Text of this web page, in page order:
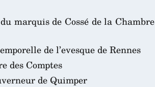
marquis de Cossé de la Chambre
de l’evesque de Rennes
des Comptes
de Quimper